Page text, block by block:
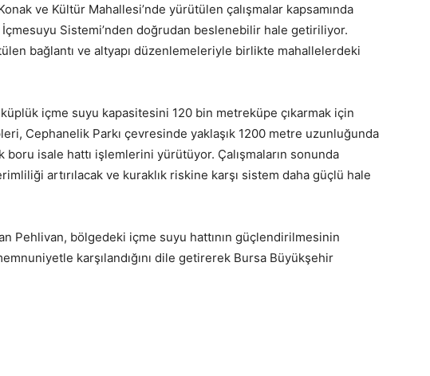
ve Kültür Mahallesi’nde yürütülen çalışmalar kapsamında
İçmesuyu Sistemi’nden doğrudan beslenebilir hale getiriliyor.
bağlantı ve altyapı düzenlemeleriyle birlikte mahallelerdeki
içme suyu kapasitesini 120 bin metreküpe çıkarmak için
Cephanelik Parkı çevresinde yaklaşık 1200 metre uzunluğunda
boru isale hattı işlemlerini yürütüyor. Çalışmaların sonunda
artırılacak ve kuraklık riskine karşı sistem daha güçlü hale
Pehlivan, bölgedeki içme suyu hattının güçlendirilmesinin
karşılandığını dile getirerek Bursa Büyükşehir